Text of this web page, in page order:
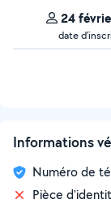
24
date
Informations
Numéro de
Pièce